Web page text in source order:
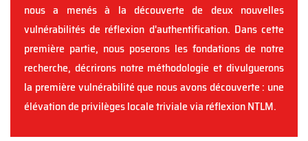
nous a menés à la découverte de deux nouvelles
vulnérabilités de réflexion d'authentification. Dans cette
première partie, nous poserons les fondations de notre
recherche, décrirons notre méthodologie et divulguerons
la première vulnérabilité que nous avons découverte : une
élévation de privilèges locale triviale via réflexion NTLM.